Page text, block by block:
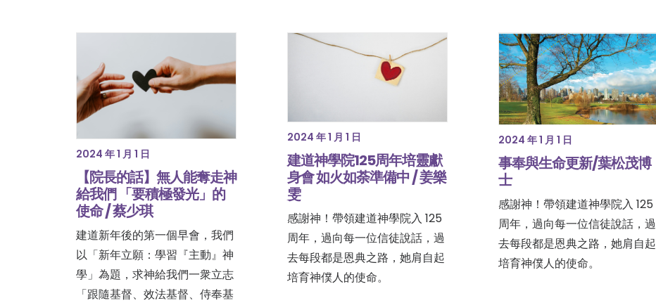
2024 年 1 月 1 日
【院長的話】無人能奪走神
給我們 「要積極發光」的
使命 / 蔡少琪
建道新年後的第一個早會，我們
以「新年立願：學習『主動』神
學」為題，求神給我們一衆立志
「跟隨基督、效法基督、侍奉基
2024 年 1 月 1 日
建道神學院125周年培靈獻
身會 如火如荼準備中 / 姜樂
雯
感謝神！帶領建道神學院入 125
周年，過向每一位信徒說話，過
去每段都是恩典之路，她肩自起
培育神僕人的使命。
2024 年 1 月 1 日
事奉與生命更新/葉松茂博
士
感謝神！帶領建道神學院入 125
周年，過向每一位信徒說話，過
去每段都是恩典之路，她肩自起
培育神僕人的使命。